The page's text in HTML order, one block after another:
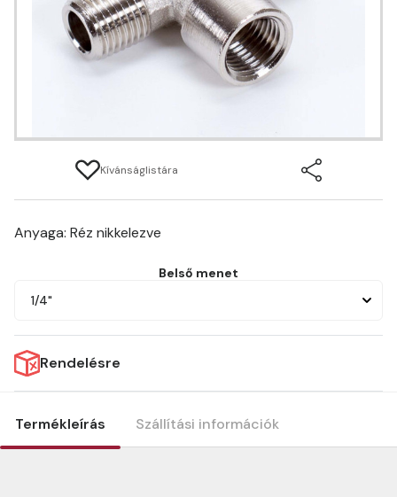
Kívánságlistára
Anyaga: Réz nikkelezve
Belső menet
1/4"
Rendelésre
Termékleírás Szállítási információk